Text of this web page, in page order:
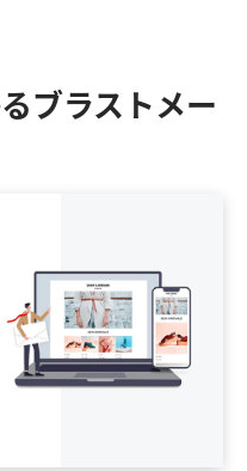
ブラストメー